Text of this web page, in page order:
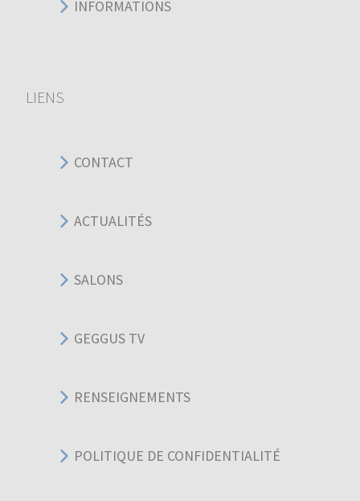
INFORMATIONS
LIENS
CONTACT
ACTUALITÉS
SALONS
GEGGUS TV
RENSEIGNEMENTS
POLITIQUE DE CONFIDENTIALITÉ